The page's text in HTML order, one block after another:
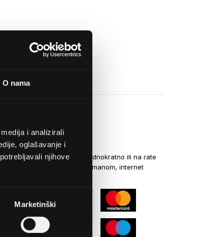
O nama
i analizirali
oglašavanje i
njihove
Marketinški
NAČINI PLAĆANJA
Kreditnim karticama jednokratno ili na rate
općom uplatnicom, virmanom, internet